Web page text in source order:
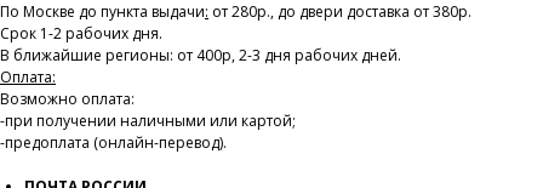
По Москве до пункта выдачи: от 280р., до двери доставка от 380р.
Срок 1-2 рабочих дня.
В ближайшие регионы: от 400р, 2-3 дня рабочих дней.
Оплата:
Возможно оплата:
-при получении наличными или картой;
-предоплата (онлайн-перевод).